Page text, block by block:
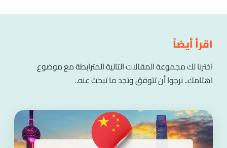
اقرأ أيضاً
اخترنا لك مجموعة المقالات التالية المترابطة مع موضوع
اهتامك.. نرجوا أن تتوفق وتجد ما تبحث عنه..